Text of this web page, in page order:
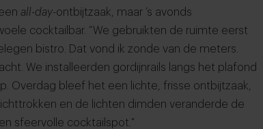
all-day-ontbijtzaak, maar ’s avonds
cocktailbar. “We gebruikten de ruimte eerst
bistro. Dat vond ik zonde van de meters.
We installeerden gordijnrails langs het plafond
Overdag bleef het een lichte, frisse ontbijtzaak,
en de lichten dimden veranderde de
sfeervolle cocktailspot."